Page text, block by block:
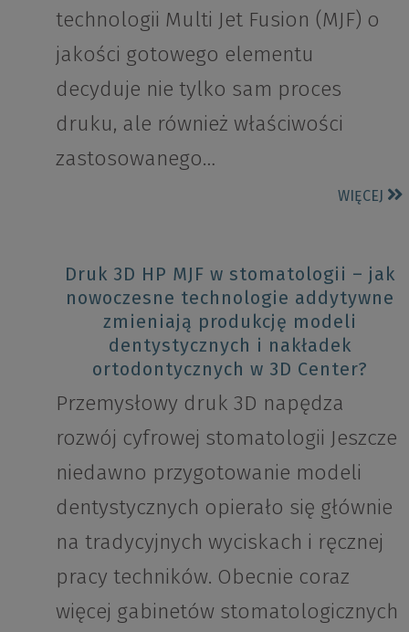
technologii Multi Jet Fusion (MJF) o
jakości gotowego elementu
decyduje nie tylko sam proces
druku, ale również właściwości
zastosowanego…
WIĘCEJ
Druk 3D HP MJF w stomatologii – jak
nowoczesne technologie addytywne
zmieniają produkcję modeli
dentystycznych i nakładek
ortodontycznych w 3D Center?
Przemysłowy druk 3D napędza
rozwój cyfrowej stomatologii Jeszcze
niedawno przygotowanie modeli
dentystycznych opierało się głównie
na tradycyjnych wyciskach i ręcznej
pracy techników. Obecnie coraz
więcej gabinetów stomatologicznych